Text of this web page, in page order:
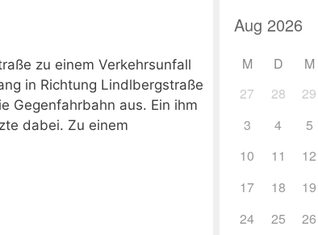
zu einem Verkehrsunfall
in Richtung Lindlbergstraße
Gegenfahrbahn aus. Ein ihm
dabei. Zu einem
M D M
27
28 29
3
4 5
10
11 12
17
18 19
24
25 26